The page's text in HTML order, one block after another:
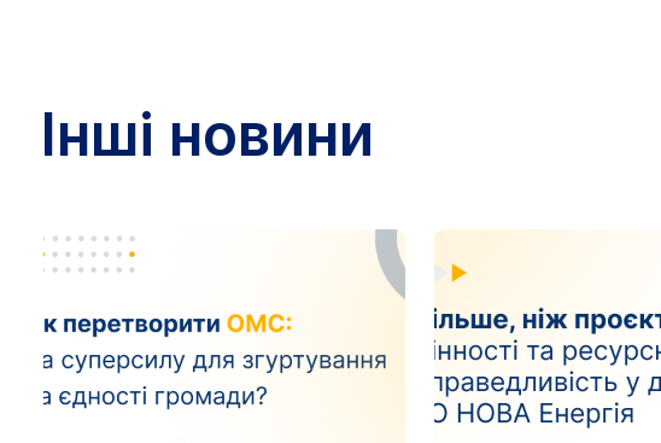
Інші новини